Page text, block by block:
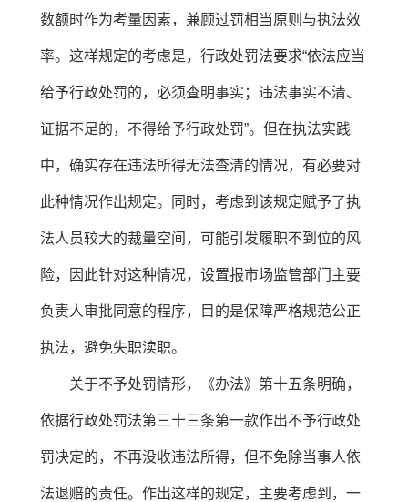
数额时作为考量因素，兼顾过罚相当原则与执法效
率。这样规定的考虑是，行政处罚法要求“依法应当
给予行政处罚的，必须查明事实；违法事实不清、
证据不足的，不得给予行政处罚”。但在执法实践
中，确实存在违法所得无法查清的情况，有必要对
此种情况作出规定。同时，考虑到该规定赋予了执
法人员较大的裁量空间，可能引发履职不到位的风
险，因此针对这种情况，设置报市场监管部门主要
负责人审批同意的程序，目的是保障严格规范公正
执法，避免失职渎职。
关于不予处罚情形，《办法》第十五条明确，
依据行政处罚法第三十三条第一款作出不予行政处
罚决定的，不再没收违法所得，但不免除当事人依
法退赔的责任。作出这样的规定，主要考虑到，一